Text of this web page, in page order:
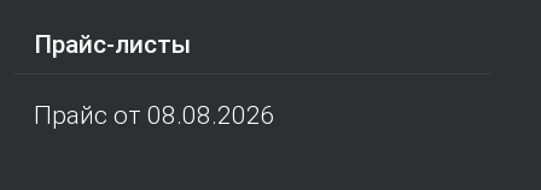
Прайс-листы
Прайс от 08.08.2026